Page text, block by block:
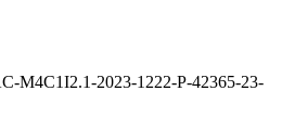
M4C1I2.1-2023-1222-P-42365-23-